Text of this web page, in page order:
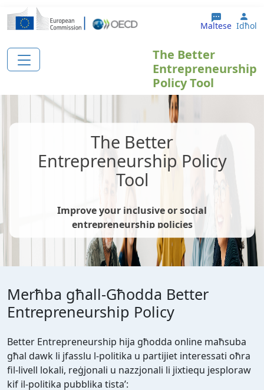
Skip to main content
Maltese Idħol
The Better
Entrepreneurship
Policy Tool
The Better
Entrepreneurship Policy
Tool
Improve your inclusive or social
entrepreneurship policies
Merħba għall-Għodda Better
Entrepreneurship Policy
Better Entrepreneurship hija għodda online maħsuba
għal dawk li jfasslu l-politika u partijiet interessati oħra
fil-livell lokali, reġjonali u nazzjonali li jixtiequ jesploraw
kif il-politika pubblika tista’: